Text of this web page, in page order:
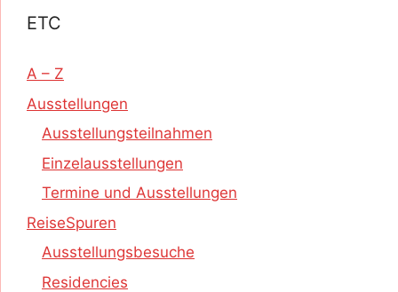
ETC
A – Z
Ausstellungen
Ausstellungsteilnahmen
Einzelausstellungen
Termine und Ausstellungen
ReiseSpuren
Ausstellungsbesuche
Residencies